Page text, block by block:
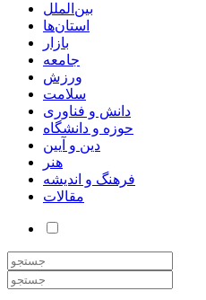
بین‌الملل
استان‌ها
بازار
جامعه
ورزش
سلامت
دانش و فناوری
حوزه و دانشگاه
دین و آیین
هنر
فرهنگ و اندیشه
مقالات